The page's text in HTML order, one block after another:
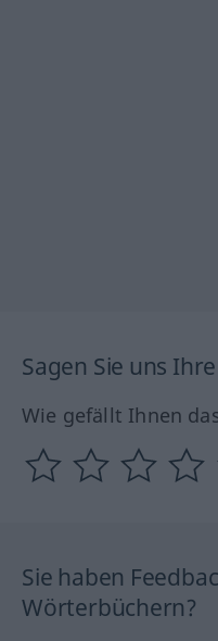
Sagen Sie uns
Wie gefällt Ihnen
Sie haben
Wörterbüchern?